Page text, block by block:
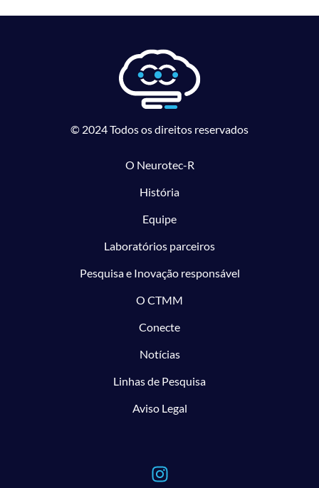
© 2024 Todos os direitos reservados
O Neurotec-R
História
Equipe
Laboratórios parceiros
Pesquisa e Inovação responsável
O CTMM
Conecte
Notícias
Linhas de Pesquisa
Aviso Legal